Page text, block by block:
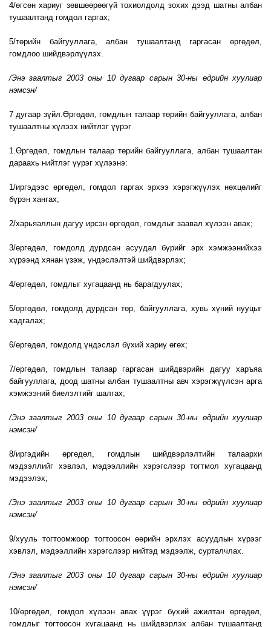
4/өгсөн хариуг зөвшөөрөөгүй тохиолдолд зохих дээд шатны албан
тушаалтанд гомдол гаргах;
5/төрийн байгууллага, албан тушаалтанд гаргасан өргөдөл,
гомдлоо шийдвэрлүүлэх.
/Энэ заалтыг 2003 оны 10 дугаар сарын 30-ны өдрийн хуулиар
нэмсэн/
7 дугаар зүйл.Өргөдөл, гомдлын талаар төрийн байгууллага, албан
тушаалтны хүлээх нийтлэг үүрэг
1.Өргөдөл, гомдлын талаар төрийн байгууллага, албан тушаалтан
дараахь нийтлэг үүрэг хүлээнэ:
1/иргэдээс өргөдөл, гомдол гаргах эрхээ хэрэгжүүлэх нөхцөлийг
бүрэн хангах;
2/харьяаллын дагуу ирсэн өргөдөл, гомдлыг заавал хүлээн авах;
3/өргөдөл, гомдолд дурдсан асуудал бүрийг эрх хэмжээнийхээ
хүрээнд хянан үзэж, үндэслэлтэй шийдвэрлэх;
4/өргөдөл, гомдлыг хугацаанд нь барагдуулах;
5/өргөдөл, гомдолд дурдсан төр, байгууллага, хувь хүний нууцыг
хадгалах;
6/өргөдөл, гомдолд үндэслэл бүхий хариу өгөх;
7/өргөдөл, гомдлын талаар гаргасан шийдвэрийн дагуу харъяа
байгууллага, доод шатны албан тушаалтны авч хэрэгжүүлсэн арга
хэмжээний биелэлтийг шалгах;
/Энэ заалтыг 2003 оны 10 дугаар сарын 30-ны өдрийн хуулиар
нэмсэн/
8/иргэдийн өргөдөл, гомдлын шийдвэрлэлтийн талаархи
мэдээллийг хэвлэл, мэдээллийн хэрэгслээр тогтмол хугацаанд
мэдээлэх;
/Энэ заалтыг 2003 оны 10 дугаар сарын 30-ны өдрийн хуулиар
нэмсэн/
9/хууль тогтоомжоор тогтоосон өөрийн эрхлэх асуудлын хүрээг
хэвлэл, мэдээллийн хэрэгслээр нийтэд мэдээлж, сурталчлах.
/Энэ заалтыг 2003 оны 10 дугаар сарын 30-ны өдрийн хуулиар
нэмсэн/
10/өргөдөл, гомдол хүлээн авах үүрэг бүхий ажилтан өргөдөл,
гомдлыг тогтоосон хугацаанд нь шийдвэрлэх албан тушаалтанд